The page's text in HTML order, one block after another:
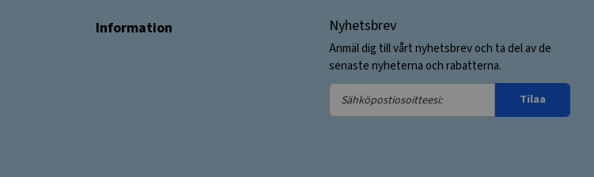
Information Nyhetsbrev
Anmäl dig till vårt nyhetsbrev och ta del av de
senaste nyheterna och rabatterna.
Sähköpostiosoitteesi:
Tilaa